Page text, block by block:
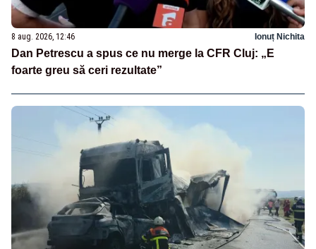
8 aug. 2026, 12:46 Ionuț Nichita
Dan Petrescu a spus ce nu merge la CFR Cluj: „E
foarte greu să ceri rezultate”